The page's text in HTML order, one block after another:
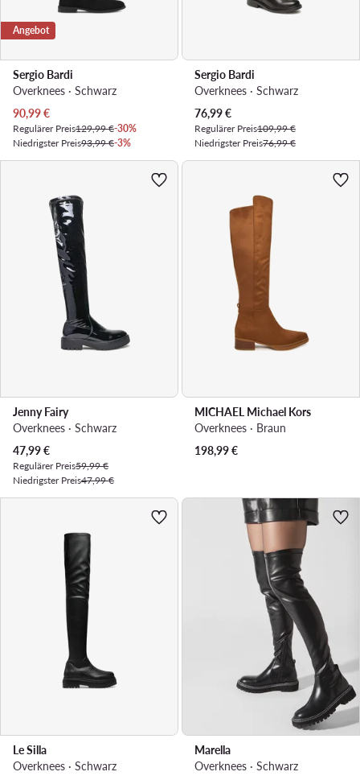
Angebot
Sergio Bardi
Overknees · Schwarz
Aktueller Preis
90,99€
Regulärer Preis129,99 €-30%
Niedrigster Preis93,99 €-3%
Sergio Bardi
Overknees · Schwarz
Aktueller Preis
76,99€
Regulärer Preis109,99 €
Niedrigster Preis76,99 €
Jenny Fairy
Overknees · Schwarz
Aktueller Preis
47,99€
Regulärer Preis59,99 €
Niedrigster Preis47,99 €
MICHAEL Michael Kors
Overknees · Braun
198,99€
Le Silla
Overknees · Schwarz
Marella
Overknees · Schwarz